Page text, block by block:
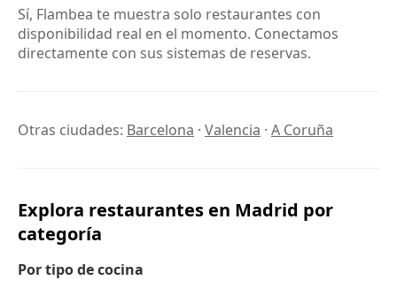
Sí, Flambea te muestra solo restaurantes con
disponibilidad real en el momento. Conectamos
directamente con sus sistemas de reservas.
Otras ciudades: Barcelona · Valencia · A Coruña
Explora restaurantes en Madrid por
categoría
Por tipo de cocina